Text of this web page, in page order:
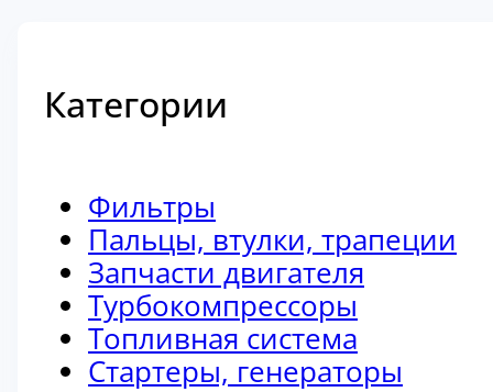
Категории
Фильтры
Пальцы, втулки, трапеции
Запчасти двигателя
Турбокомпрессоры
Топливная система
Стартеры, генераторы